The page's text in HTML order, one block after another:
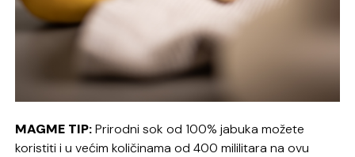
MAGME TIP:Prirodni sok od 100% jabuka možete
koristiti i u većim količinama od 400 mililitara na ovu